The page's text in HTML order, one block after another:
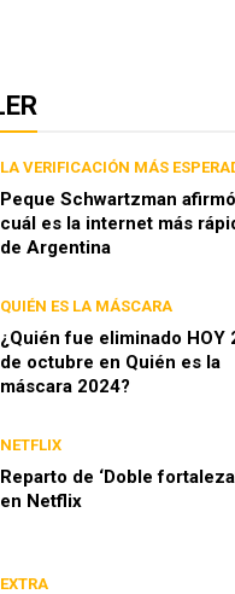
LA VERIFICACIÓN MÁS
Peque Schwartzman afirmó
cuál es la internet más
de Argentina
QUIÉN ES LA MÁSCARA
¿Quién fue eliminado HOY
de octubre en Quién es la
máscara 2024?
NETFLIX
Reparto de ‘Doble
en Netflix
EXTRA